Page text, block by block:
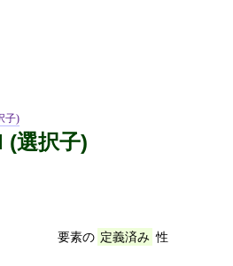
子)
(選択子)
要素の 定義済み 性